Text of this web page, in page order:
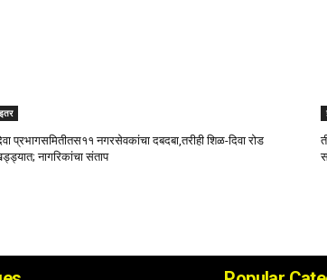
इतर
प्रभागसमितीतस११ नगरसेवकांचा दबदबा,तरीही शिळ-दिवा रोड
नागरिकांचा संताप